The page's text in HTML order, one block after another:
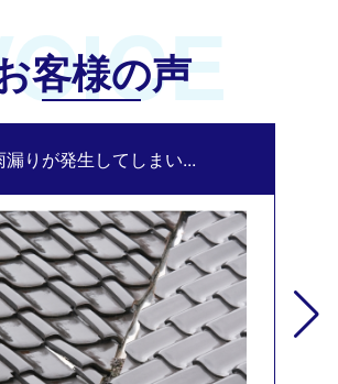
客様の声
漏りが発生してしまい...